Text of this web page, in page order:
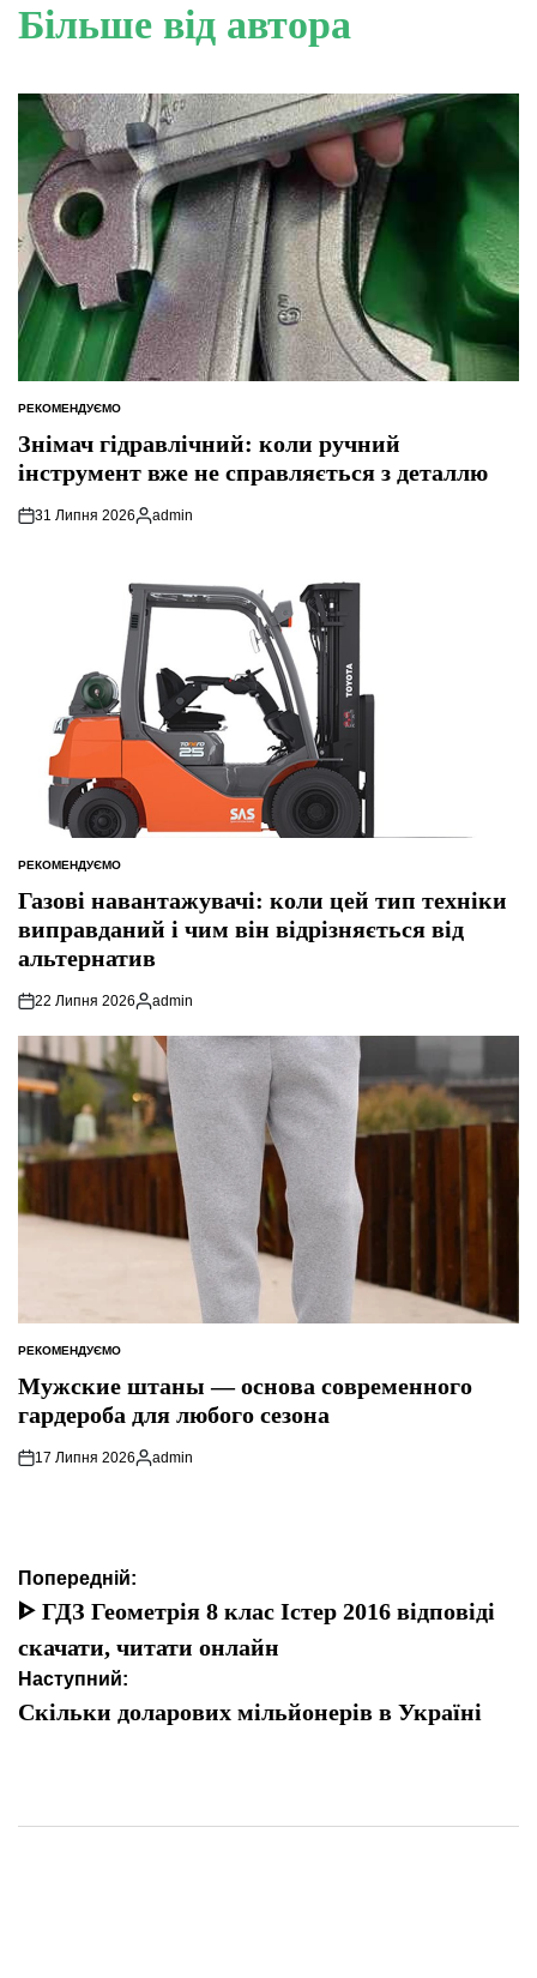
Більше від автора
ОПУБЛІКУВАТИ
РЕКОМЕНДУЄМО
Знімач гідравлічний: коли ручний
інструмент вже не справляється з деталлю
31 Липня 2026
Опубліковано
admin
ОПУБЛІКУВАТИ
РЕКОМЕНДУЄМО
Газові навантажувачі: коли цей тип техніки
виправданий і чим він відрізняється від
альтернатив
22 Липня 2026
Опубліковано
admin
ОПУБЛІКУВАТИ
РЕКОМЕНДУЄМО
Мужские штаны — основа современного
гардероба для любого сезона
17 Липня 2026
Опубліковано
admin
Навігація
записів
Попередній:
ᐈ ГДЗ Геометрія 8 клас Істер 2016 відповіді
скачати, читати онлайн
Наступний:
Скільки доларових мільйонерів в Україні